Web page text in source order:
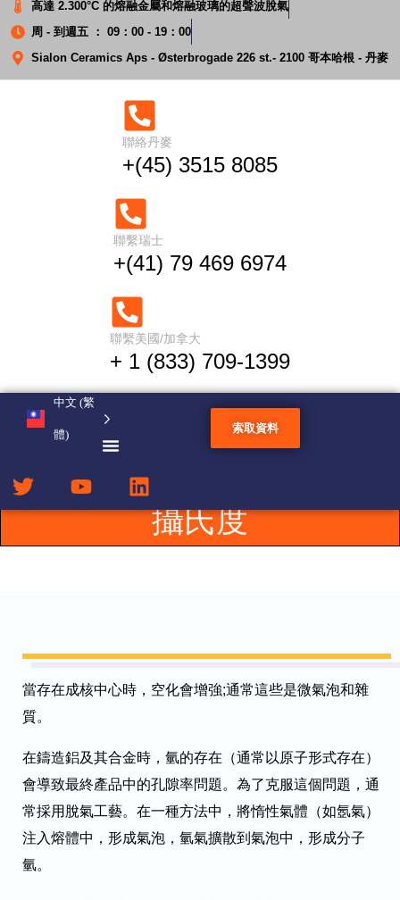
高達 2.300°C 的熔融金屬和熔融玻璃的超聲波脫氣
周 - 到週五 ： 09：00 - 19：00
Sialon Ceramics Aps - Østerbrogade 226 st.- 2100 哥本哈根 - 丹麥
聯絡丹麥
+(45) 3515 8085
聯繫瑞士
+(41) 79 469 6974
聯繫美國/加拿大
+ 1 (833) 709-1399
中文 (繁
體) 索取資料
超聲波脫氣鋁液
鋅、鎂、銅、黃銅、青銅
和鐵合金，溫度可達1800
攝氏度
當存在成核中心時，空化會增強;通常這些是微氣泡和雜
質。
在鑄造鋁及其合金時，氫的存在（通常以原子形式存在）
會導致最終產品中的孔隙率問題。為了克服這個問題，通
常採用脫氣工藝。在一種方法中，將惰性氣體（如氬氣）
注入熔體中，形成氣泡，氫氣擴散到氣泡中，形成分子
氫。